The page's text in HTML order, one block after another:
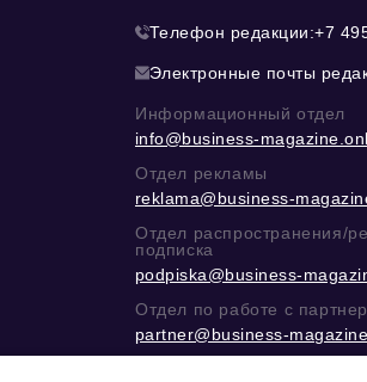
Телефон редакции:+7
Электронные почты
Информационный отдел
info@business-
Отдел рекламы
reklama@business-
Отдел распространения/
подписка
podpiska@business-
Отдел по работе с
partner@business-